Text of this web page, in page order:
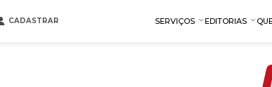
CADASTRAR SERVIÇOS EDITORIAS